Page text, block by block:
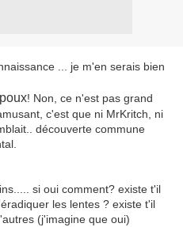
... je m'en serais bien
poux! Non, ce n'est pas grand
c'est que ni MrKritch, ni
découverte commune
si oui comment? existe t'il
les lentes ? existe t'il
(j'imagine que oui)